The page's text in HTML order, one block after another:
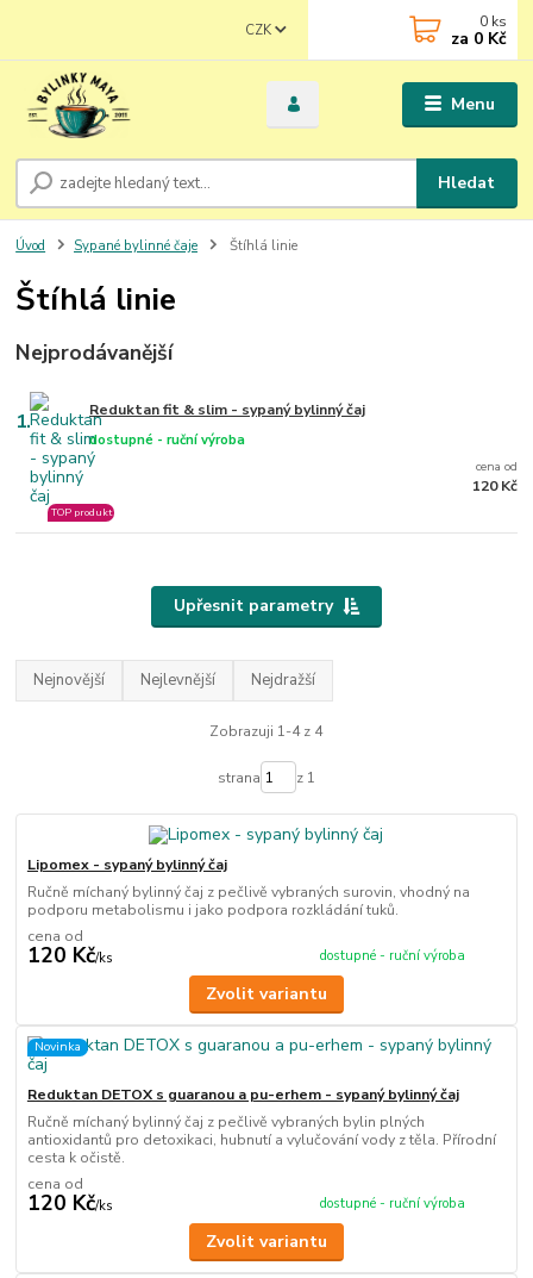
Menu
CZK
Hledat
0 ks
za 0 Kč
Úvod Sypané bylinné čaje Štíhlá linie
Štíhlá linie
Nejprodávanější
1. Reduktan fit & slim - sypaný bylinný čaj
dostupné - ruční výroba
TOP produkt
cena od
120 Kč
Upřesnit parametry
Nejnovější Nejlevnější Nejdražší
Zobrazuji 1-4 z 4
strana z 1
Lipomex - sypaný bylinný čaj
Ručně míchaný bylinný čaj z pečlivě vybraných surovin, vhodný na
podporu metabolismu i jako podpora rozkládání tuků.
cena od
120 Kč/ks dostupné - ruční výroba
Zvolit variantu
Novinka
Reduktan DETOX s guaranou a pu-erhem - sypaný bylinný čaj
Ručně míchaný bylinný čaj z pečlivě vybraných bylin plných
antioxidantů pro detoxikaci, hubnutí a vylučování vody z těla. Přírodní
cesta k očistě.
cena od
120 Kč/ks dostupné - ruční výroba
Zvolit variantu